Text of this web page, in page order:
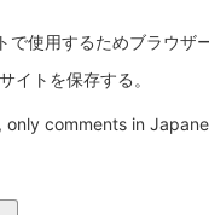
で使用するためブラウザ
イトを保存する。
only comments in